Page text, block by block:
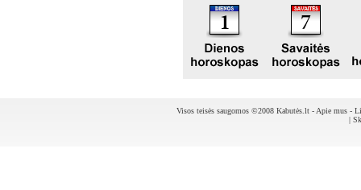
Visos teisės saugomos ©2008 Kabutės.lt - Apie mus-
|